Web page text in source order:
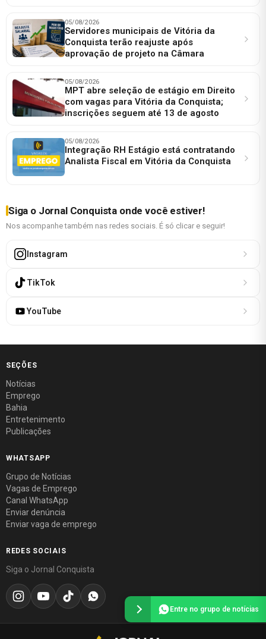
05/08/2026
Servidores municipais de Vitória da
Conquista terão reajuste após
aprovação de projeto na Câmara
05/08/2026
MPT abre seleção de estágio em Direito
com vagas para Vitória da Conquista;
inscrições seguem até 13 de agosto
05/08/2026
Integração RH Estágio está contratando
Analista Fiscal em Vitória da Conquista
Siga o Jornal Conquista onde você estiver!
Nos acompanhe também nas redes sociais. É só clicar e seguir!
Instagram
TikTok
YouTube
SEÇÕES
Notícias
Emprego
Bahia
Entretenimento
Publicações
WHATSAPP
Grupo de Notícias
Vagas de Emprego
Canal WhatsApp
Enviar denúncia
Enviar vaga de emprego
REDES SOCIAIS
Siga o Jornal Conquista
Entre no grupo de notícias